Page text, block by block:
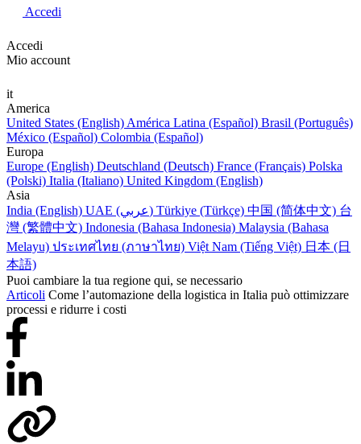
Accedi
Accedi
Mio account
it
America
United States (English) América Latina (Español) Brasil (Português)
México (Español) Colombia (Español)
Europa
Europe (English) Deutschland (Deutsch) France (Français) Polska
(Polski) Italia (Italiano) United Kingdom (English)
Asia
India (English)
UAE (عربي) Türkiye (Türkçe) 中国 (简体中文) 台
灣 (繁體中文) Indonesia (Bahasa Indonesia) Malaysia (Bahasa
Melayu) ประเทศไทย (ภาษาไทย) Việt Nam (Tiếng Việt) 日本 (日
本語)
Puoi cambiare la tua regione qui, se necessario
Articoli Come l’automazione della logistica in Italia può ottimizzare
processi e ridurre i costi